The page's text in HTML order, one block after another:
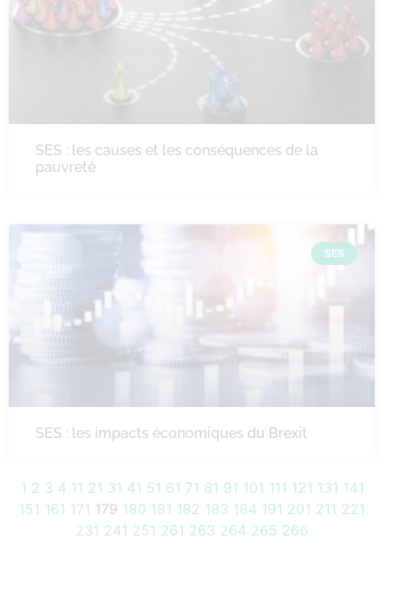
SES : les causes et les conséquences de la
pauvreté
SES
SES : les impacts économiques du Brexit
1 2 3 4 11 21 31 41 51 61 71 81 91 101 111 121 131 141
151 161 171 179 180 181 182 183 184 191 201 211 221
231 241 251 261 263 264 265 266